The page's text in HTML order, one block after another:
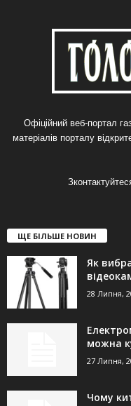
Офіційний веб-портал
матеріалів порталу
ЩЕ БІЛЬШЕ НОВИН
Як
28 Липня,
можна
27 Липня,
Чому